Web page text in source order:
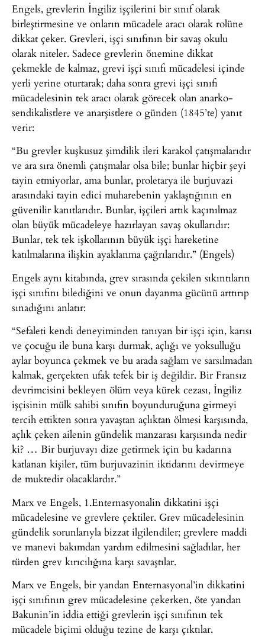
Engels, grevlerin İngiliz işçilerini bir sınıf olarak
birleştirmesine ve onların mücadele aracı olarak rolüne
dikkat çeker. Grevleri, işçi sınıfının bir savaş okulu
olarak niteler. Sadece grevlerin önemine dikkat
çekmekle de kalmaz, grevi işçi sınıfı mücadelesi içinde
yerli yerine oturtarak; daha sonra grevi işçi sınıfı
mücadelesinin tek aracı olarak görecek olan anarko-
sendikalistlere ve anarşistlere o günden (1845’te) yanıt
verir:
“Bu grevler kuşkusuz şimdilik ileri karakol çatışmalarıdır
ve ara sıra önemli çatışmalar olsa bile; bunlar hiçbir şeyi
tayin etmiyorlar, ama bunlar, proletarya ile burjuvazi
arasındaki tayin edici muharebenin yaklaştığının en
güvenilir kanıtlarıdır. Bunlar, işçileri artık kaçınılmaz
olan büyük mücadeleye hazırlayan savaş okullarıdır:
Bunlar, tek tek işkollarının büyük işçi hareketine
katılmalarına ilişkin ayaklanma çağrılarıdır.” (Engels)
Engels aynı kitabında, grev sırasında çekilen sıkıntıların
işçi sınıfını bilediğini ve onun dayanma gücünü arttırıp
sınadığını anlatır:
“Sefaleti kendi deneyiminden tanıyan bir işçi için, karısı
ve çocuğu ile buna karşı durmak, açlığı ve yoksulluğu
aylar boyunca çekmek ve bu arada sağlam ve sarsılmadan
kalmak, gerçekten ufak tefek bir iş değildir. Bir Fransız
devrimcisini bekleyen ölüm veya kürek cezası, İngiliz
işçisinin mülk sahibi sınıfın boyunduruğuna girmeyi
tercih ettikten sonra yavaştan açlıktan ölmesi karşısında,
açlık çeken ailenin gündelik manzarası karşısında nedir
ki? … Bir burjuvayı dize getirmek için bu kadarına
katlanan kişiler, tüm burjuvazinin iktidarını devirmeye
de muktedir olacaklardır.”
Marx ve Engels, 1.Enternasyonalin dikkatini işçi
mücadelesine ve grevlere çektiler. Grev mücadelesinin
gündelik sorunlarıyla bizzat ilgilendiler; grevlere maddi
ve manevi bakımdan yardım edilmesini sağladılar, her
türden grev kırıcılığına karşı savaştılar.
Marx ve Engels, bir yandan Enternasyonal’in dikkatini
işçi sınıfının grev mücadelesine çekerken, öte yandan
Bakunin’in iddia ettiği grevlerin işçi sınıfının tek
mücadele biçimi olduğu tezine de karşı çıktılar.